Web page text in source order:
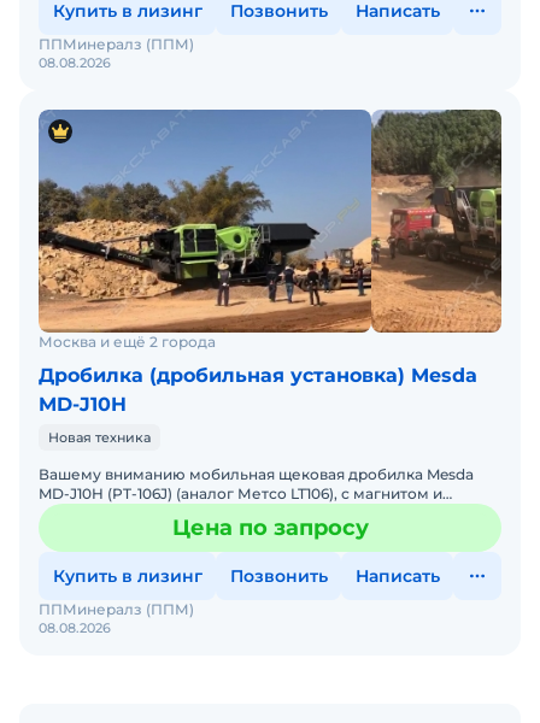
Купить в лизинг Позвонить Написать
08.08.2026
ППМинералз (ППМ)
Москва и ещё 2 города
Дробилка (дробильная установка) Mesda
MD-J10H
Новая техника
Вашему вниманию мобильная щековая дробилка Mesda
MD-J10H (PT-106J) (аналог Метсо LT106), с магнитом и
боковым конвейером под рециклинг железобетона,
переработку
Цена по запросу
Купить в лизинг Позвонить Написать
08.08.2026
ППМинералз (ППМ)